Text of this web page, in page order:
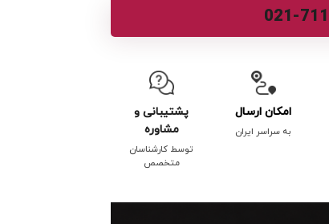
021-
امکان ارسال
به سراسر ایران
پشتیبانی و
مشاوره
توسط کارشناسان
متخصص